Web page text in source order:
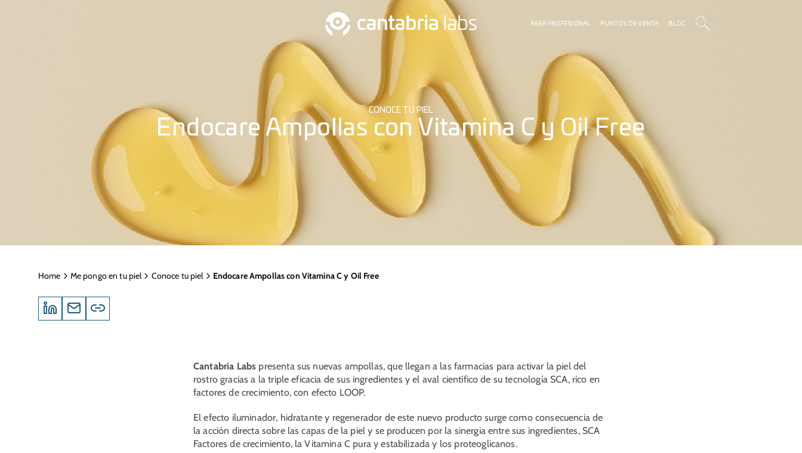
ÁREA PROFESIONAL PUNTOS DE VENTA BLOG
CONOCE TU PIEL
Endocare Ampollas con Vitamina C y Oil Free
Home Me pongo en tu piel Conoce tu piel Endocare Ampollas con Vitamina C y Oil Free
Cantabria Labs presenta sus nuevas ampollas, que llegan a las farmacias para activar la piel del
rostro gracias a la triple eficacia de sus ingredientes y el aval científico de su tecnología SCA, rico en
factores de crecimiento, con efecto LOOP.
El efecto iluminador, hidratante y regenerador de este nuevo producto surge como consecuencia de
la acción directa sobre las capas de la piel y se producen por la sinergia entre sus ingredientes, SCA
Factores de crecimiento, la Vitamina C pura y estabilizada y los proteoglicanos.